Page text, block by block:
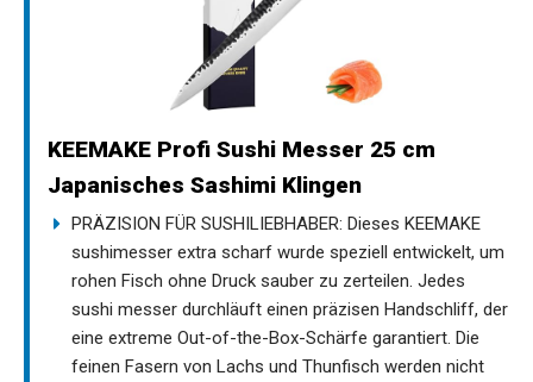
KEEMAKE Profi Sushi Messer 25 cm
Japanisches Sashimi Klingen
PRÄZISION FÜR SUSHILIEBHABER: Dieses KEEMAKE
sushimesser extra scharf wurde speziell entwickelt, um
rohen Fisch ohne Druck sauber zu zerteilen. Jedes
sushi messer durchläuft einen präzisen Handschliff, der
eine extreme Out-of-the-Box-Schärfe garantiert. Die
feinen Fasern von Lachs und Thunfisch werden nicht